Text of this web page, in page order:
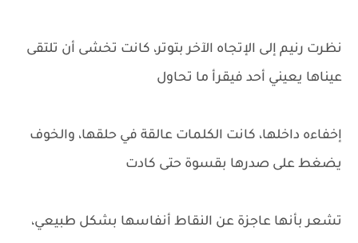
نظرت رنيم إلى الإتجاه الآخر بتوتر، كانت تخشى أن تلتقى
عيناها يعيني أحد فيقرأ ما تحاول
إخفاءه داخلها، كانت الكلمات عالقة في حلقها، والخوف
يضغط على صدرها بقسوة حتى كادت
تشعر بأنها عاجزة عن النقاط أنفاسها بشكل طبيعي،